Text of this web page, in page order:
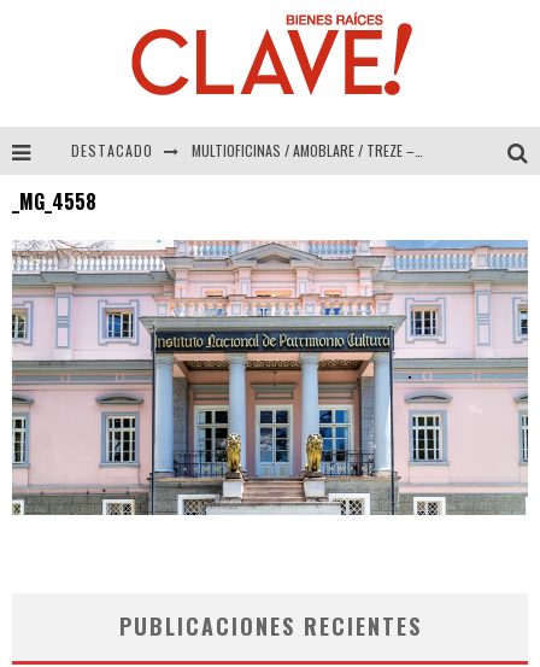
DESTACADO MULTIOFICINAS / AMOBLARE / TREZE – Especial Interiorismo & Decoración 2026
COLINEAL – Especial Interiorismo & Decoración 2026
ADRIANA HOYOS DESIGN STUDIO – Especial Interiorismo & Decoración 2026
_MG_4558
PUBLICACIONES RECIENTES